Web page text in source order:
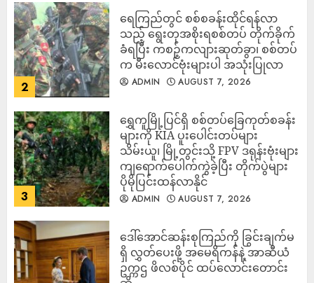
2
ရေကြည်တွင် စစ်စခန်းထိုင်ရန်လာ
သည့် ရွေးတုအစိုးရစစ်တပ် တိုက်ခိုက်
ခံရပြီး ကစဉ့်ကလျားဆုတ်ခွာ၊ စစ်တပ်
က မီးလောင်ဗုံးများပါ အသုံးပြုလာ
ADMIN AUGUST 7, 2026
3
‎ရွှေကူမြို့ပြင်ရှိ စစ်တပ်ခြေကုတ်စခန်း
များကို KIA ပူးပေါင်းတပ်များ
သိမ်းယူ၊ မြို့တွင်းသို့ FPV ဒရုန်းဗုံးများ
ကျရောက်ပေါက်ကွဲခဲ့ပြီး တိုက်ပွဲများ
ပိုမိုပြင်းထန်လာနိုင်
ADMIN AUGUST 7, 2026
ဒေါ်အောင်ဆန်းစုကြည်ကို ခြွင်းချက်မ
ရှိ လွှတ်ပေးဖို့ အမေရိကန်နဲ့ အာဆီယံ
ဥက္ကဌ ဖိလစ်ပိုင် ထပ်လောင်းတောင်း